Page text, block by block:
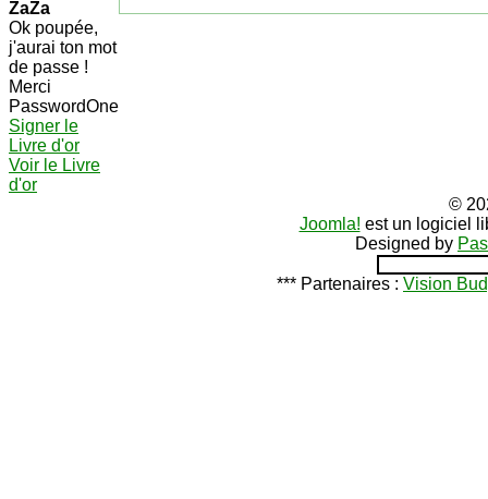
ZaZa
Ok poupée,
j'aurai ton mot
de passe !
Merci
PasswordOne
Signer le
Livre d'or
Voir le Livre
d'or
©
Joomla! est un logiciel
Designed by
*** Partenaires : Vision